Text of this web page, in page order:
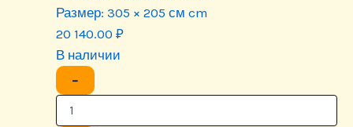
Размер: 305 × 205 см cm
20 140.00 ₽
В наличии
−